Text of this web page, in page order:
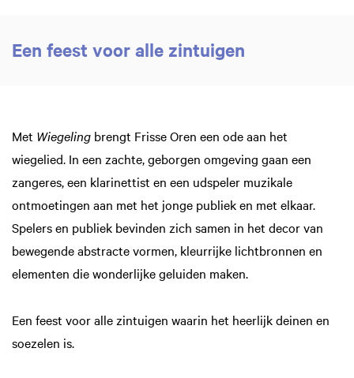
Een feest voor alle zintuigen
Met Wiegeling brengt Frisse Oren een ode aan het
wiegelied. In een zachte, geborgen omgeving gaan een
zangeres, een klarinettist en een udspeler muzikale
ontmoetingen aan met het jonge publiek en met elkaar.
Spelers en publiek bevinden zich samen in het decor van
bewegende abstracte vormen, kleurrijke lichtbronnen en
elementen die wonderlijke geluiden maken.
Een feest voor alle zintuigen waarin het heerlijk deinen en
soezelen is.